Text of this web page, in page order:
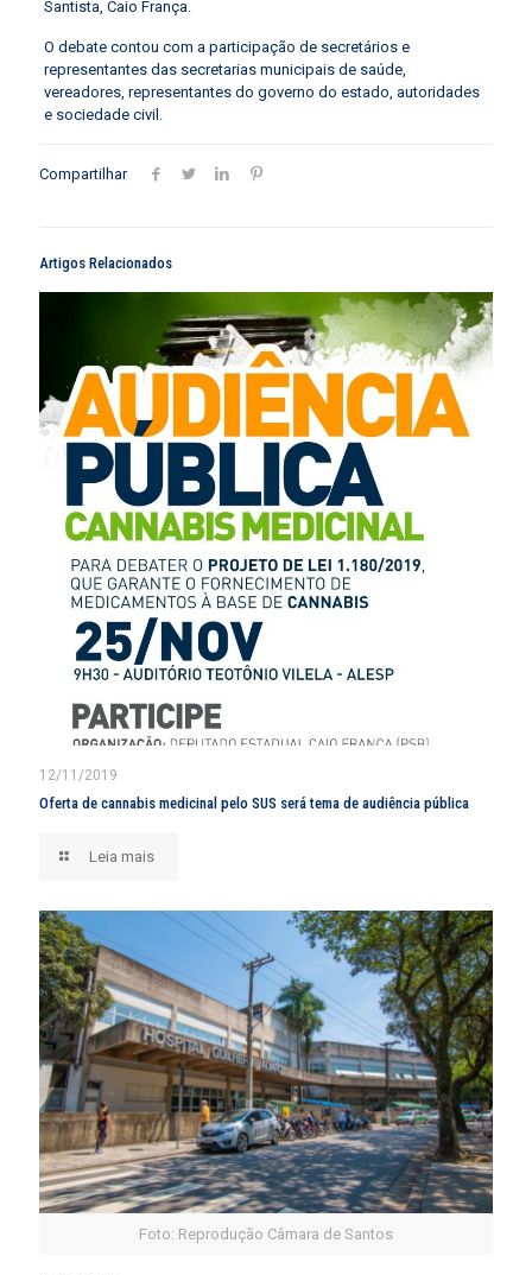
Santista, Caio França.
O debate contou com a participação de secretários e
representantes das secretarias municipais de saúde,
vereadores, representantes do governo do estado, autoridades
e sociedade civil.
Compartilhar
Artigos Relacionados
12/11/2019
Oferta de cannabis medicinal pelo SUS será tema de audiência pública
Leia mais
Foto: Reprodução Câmara de Santos